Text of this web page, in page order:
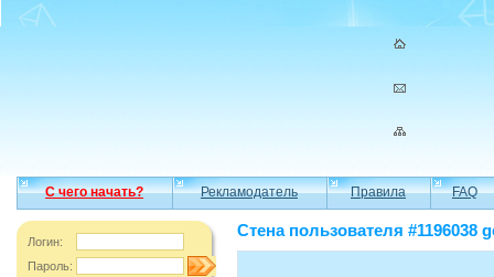
С чего начать? Рекламодатель Правила FAQ
Логин:
Пароль:
Стена пользователя #1196038